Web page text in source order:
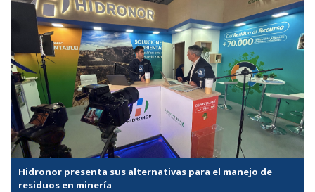
Hidronor presenta sus alternativas para el manejo de
residuos en minería